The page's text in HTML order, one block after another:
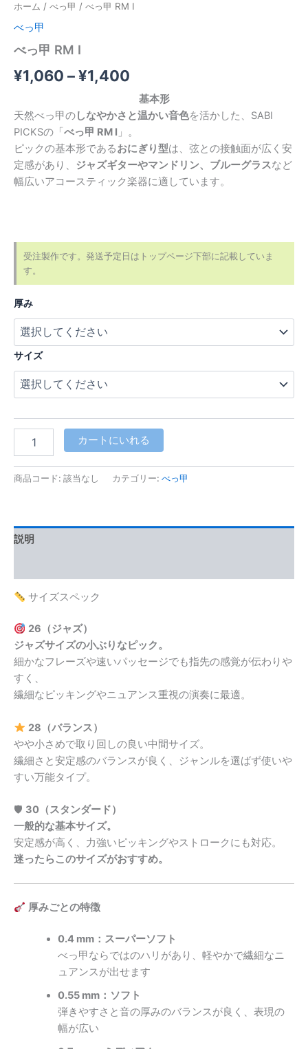
ホーム / べっ甲 / べっ甲 RM I
べっ甲
べっ甲 RM I
¥1,060 –¥1,400
格
帯:
¥1,060
–
基本形
天然べっ甲のしなやかさと温かい音色を活かした、SABI
PICKSの「 べっ甲 RM I 」。
ピックの基本形であるおにぎり型は、弦との接触面が広く安
定感があり、 ジャズギターやマンドリン、ブルーグラスなど
幅広いアコースティック楽器に適しています。
受注製作です。発送予定日はトップページ下部に記載していま
す。
厚み
サイズ
RM
カートにいれる
商品コード: 該当なし カテゴリー: べっ甲
説明
サイズスペック
26（ジャズ）
ジャズサイズの小ぶりなピック。
細かなフレーズや速いパッセージでも指先の感覚が伝わりや
すく、
繊細なピッキングやニュアンス重視の演奏に最適。
28（バランス）
やや小さめで取り回しの良い中間サイズ。
繊細さと安定感のバランスが良く、ジャンルを選ばず使いや
すい万能タイプ。
🛡 30（スタンダード）
一般的な基本サイズ。
安定感が高く、力強いピッキングやストロークにも対応。
迷ったらこのサイズがおすすめ。
厚みごとの特徴
0.4 mm：スーパーソフト
べっ甲ならではのハリがあり、軽やかで繊細なニ
ュアンスが出せます
0.55 mm：ソフト
弾きやすさと音の厚みのバランスが良く、表現の
幅が広い